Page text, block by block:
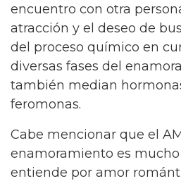
encuentro con otra
atracción y el deseo de
del proceso químico en
diversas fases del
también median
feromonas.
Cabe mencionar que el
enamoramiento es
entiende por amor